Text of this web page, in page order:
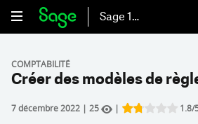
Sage 100
COMPTABILITÉ
Créer des modèles de
7 décembre 2022 | 25 |
Rate this item:
1.8/